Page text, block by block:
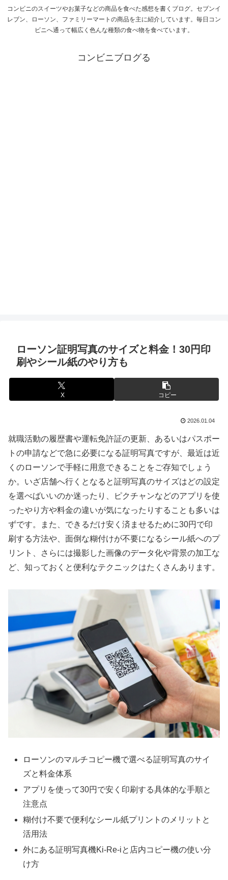
コンビニのスイーツやお菓子などの商品を食べた感想を書くブログ。セブンイ
レブン、ローソン、ファミリーマートの商品を主に紹介しています。毎日コン
ビニへ通って幅広く色んな種類の食べ物を食べています。
コンビニブログる
ローソン証明写真のサイズと料金！30円印
刷やシール紙のやり方も
X コピー
2026.01.04
就職活動の履歴書や運転免許証の更新、あるいはパスポー
トの申請などで急に必要になる証明写真ですが、最近は近
くのローソンで手軽に用意できることをご存知でしょう
か。いざ店舗へ行くとなると証明写真のサイズはどの設定
を選べばいいのか迷ったり、ピクチャンなどのアプリを使
ったやり方や料金の違いが気になったりすることも多いは
ずです。また、できるだけ安く済ませるために30円で印
刷する方法や、面倒な糊付けが不要になるシール紙へのプ
リント、さらには撮影した画像のデータ化や背景の加工な
ど、知っておくと便利なテクニックはたくさんあります。
ローソンのマルチコピー機で選べる証明写真のサイ
ズと料金体系
アプリを使って30円で安く印刷する具体的な手順と
注意点
糊付け不要で便利なシール紙プリントのメリットと
活用法
外にある証明写真機Ki-Re-iと店内コピー機の使い分
け方